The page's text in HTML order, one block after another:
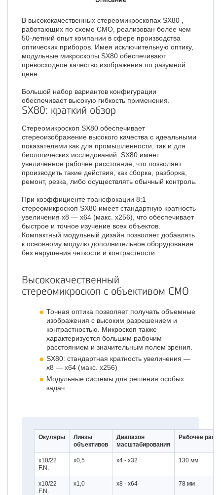
В высококачественных стереомикроскопах SX80 ,
работающих по схеме СМО, реализован более чем
50-летний опыт компании в сфере производства
оптических приборов. Имея исключительную оптику,
модульные микроскопы SX80 обеспечивают
превосходное качество изображения по разумной
цене.
Большой набор вариантов конфигурации
обеспечивает высокую гибкость применения.
SX80: краткий обзор
Стереомикроскоп SX80 обеспечивает
стереоизображение высокого качества с идеальными
показателями как для промышленности, так и для
биологических исследований. SX80 имеет
увеличенное рабочее расстояние, что позволяет
производить такие действия, как сборка, разборка,
ремонт, резка, либо осуществлять обычный контроль.
При коэффициенте трансфокации 8:1
стереомикроскоп SX80 имеет стандартную кратность
увеличения х8 — х64 (макс. х256), что обеспечивает
быстрое и точное изучение всех объектов.
Компактный модульный дизайн позволяет добавлять
к основному модулю дополнительное оборудование
без нарушения четкости и контрастности.
Высококачественный
стереомикроскоп с объективом СМО
Точная оптика позволяет получать объемные
изображения с высоким разрешением и
контрастностью. Микроскоп также
характеризуется большим рабочим
расстоянием и значительным полем зрения.
SX80: стандартная кратность увеличения —
х8 — х64 (макс. х256)
Модульные системы для решения особых
задач
Окуляры
Линзы
объективов
Диапазон
масштабирования
Рабочее
x10/22
F.N.
x0,5 x4 - x32 130 мм
x10/22
F.N.
x1,0 x8 - x64 78 мм